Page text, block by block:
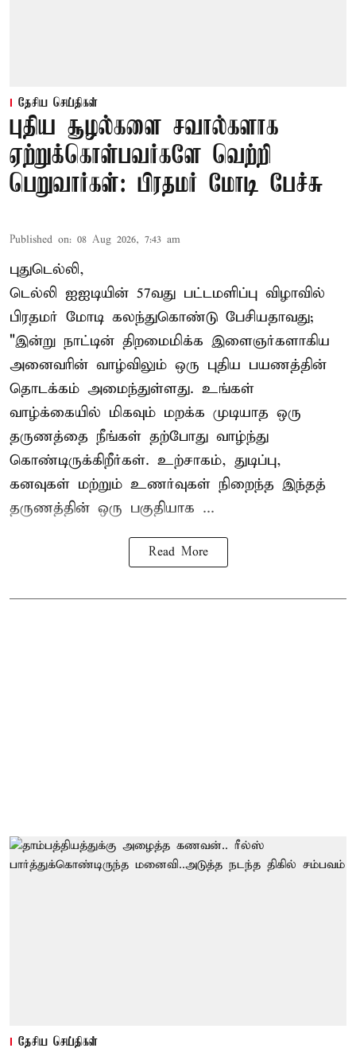
தேசிய செய்திகள்
புதிய சூழல்களை சவால்களாக
ஏற்றுக்கொள்பவர்களே வெற்றி
பெறுவார்கள்: பிரதமர் மோடி பேச்சு
Published on: 08 Aug 2026, 7:43 am
புதுடெல்லி,
டெல்லி ஐஐடியின் 57வது பட்டமளிப்பு விழாவில்
பிரதமர் மோடி கலந்துகொண்டு பேசியதாவது;
"இன்று நாட்டின் திறமைமிக்க இளைஞர்களாகிய
அனைவரின் வாழ்விலும் ஒரு புதிய பயணத்தின்
தொடக்கம் அமைந்துள்ளது. உங்கள்
வாழ்க்கையில் மிகவும் மறக்க முடியாத ஒரு
தருணத்தை நீங்கள் தற்போது வாழ்ந்து
கொண்டிருக்கிறீர்கள். உற்சாகம், துடிப்பு,
கனவுகள் மற்றும் உணர்வுகள் நிறைந்த இந்தத்
தருணத்தின் ஒரு பகுதியாக ...
Read More
தேசிய செய்திகள்